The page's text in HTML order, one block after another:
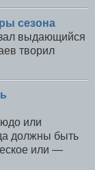
сезона
выдающийся
творил
или
должны быть
или —